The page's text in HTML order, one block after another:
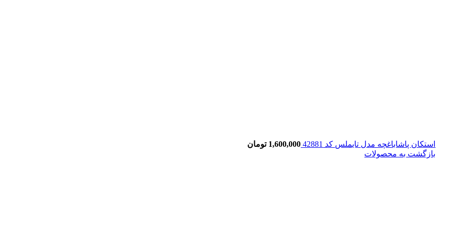
استکان پاشاباغچه مدل تایملس کد 42881 1,600,000 تومان
بازگشت به محصولات